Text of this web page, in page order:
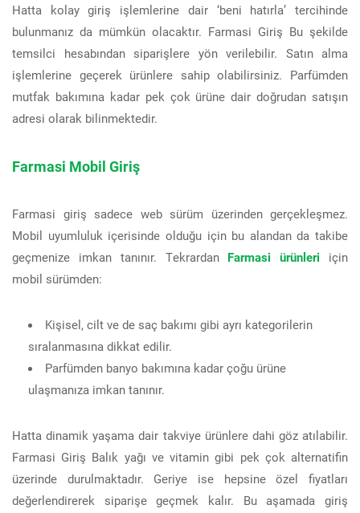
Hatta kolay giriş işlemlerine dair ‘beni hatırla’ tercihinde
bulunmanız da mümkün olacaktır. Farmasi Giriş Bu şekilde
temsilci hesabından siparişlere yön verilebilir. Satın alma
işlemlerine geçerek ürünlere sahip olabilirsiniz. Parfümden
mutfak bakımına kadar pek çok ürüne dair doğrudan satışın
adresi olarak bilinmektedir.
Farmasi Mobil Giriş
Farmasi giriş sadece web sürüm üzerinden gerçekleşmez.
Mobil uyumluluk içerisinde olduğu için bu alandan da takibe
geçmenize imkan tanınır. Tekrardan Farmasi ürünleri için
mobil sürümden:
Kişisel, cilt ve de saç bakımı gibi ayrı kategorilerin
sıralanmasına dikkat edilir.
Parfümden banyo bakımına kadar çoğu ürüne
ulaşmanıza imkan tanınır.
Hatta dinamik yaşama dair takviye ürünlere dahi göz atılabilir.
Farmasi Giriş Balık yağı ve vitamin gibi pek çok alternatifin
üzerinde durulmaktadır. Geriye ise hepsine özel fiyatları
değerlendirerek siparişe geçmek kalır. Bu aşamada giriş